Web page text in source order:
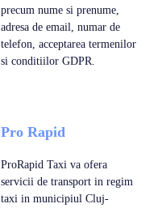
precum nume si prenume,
adresa de email, numar de
telefon, acceptarea termenilor
si conditiilor GDPR.
Pro Rapid
ProRapid Taxi va ofera
servicii de transport in regim
taxi in municipiul Cluj-